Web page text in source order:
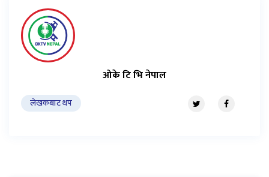
ओके टि भि नेपाल
लेखकबाट थप